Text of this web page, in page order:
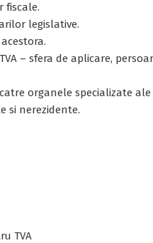
fiscale.
legislative.
– sfera de aplicare,
organele specializate
si nerezidente.
TVA